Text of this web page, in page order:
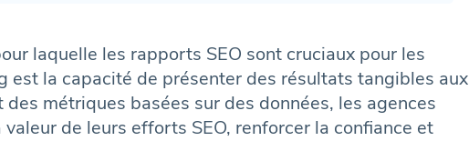
laquelle les rapports SEO sont cruciaux pour les
est la capacité de présenter des résultats tangibles aux
métriques basées sur des données, les agences
de leurs efforts SEO, renforcer la confiance et